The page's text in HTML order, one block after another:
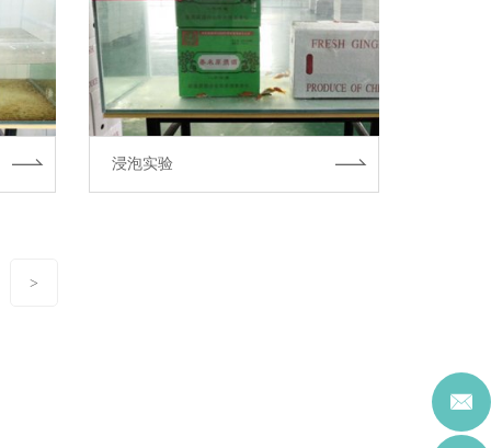
浸泡实验
>